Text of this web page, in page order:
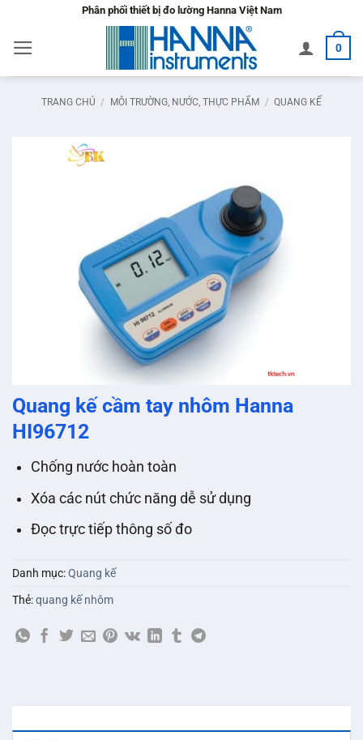
nội
dung
Phân phối thiết bị đo lường Hanna Việt Nam
0
TRANG CHỦ / MÔI TRƯỜNG, NƯỚC, THỰC PHẨM / QUANG KẾ
Quang kế cầm tay nhôm Hanna
HI96712
Chống nước hoàn toàn
Xóa các nút chức năng dễ sử dụng
Đọc trực tiếp thông số đo
Danh mục:Quang kế
Thẻ:quang kế nhôm